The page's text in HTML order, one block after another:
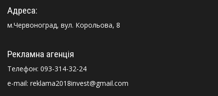
Адреса:
м.Червоноград, вул. Корольова, 8
Рекламна агенція
Телефон: 093-314-32-24
e-mail: reklama2018invest@gmail.com